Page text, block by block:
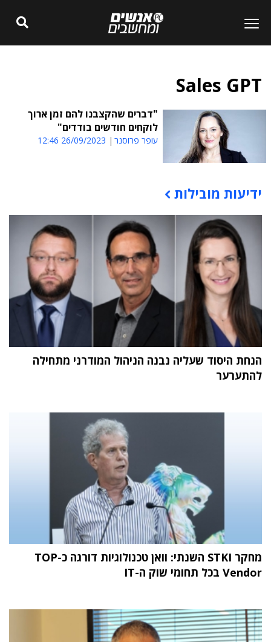
Sales GPT
"דברים שהקצבנו להם זמן ארוך
לוקחים חודשים בודדים"
עופר פרוסנר 26/09/2023 12:46
תוכן פרסומי
ידיעות מובילות
הנחת היסוד שעליה נבנה הניהול המודרני מתחילה
להתערער
מחקר STKI השנתי: וואן טכנולוגיות דורגה כ-TOP
Vendor בכל תחומי שוק ה-IT